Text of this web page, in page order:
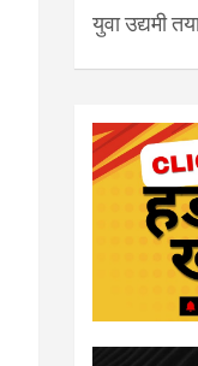
युवा उद्यमी